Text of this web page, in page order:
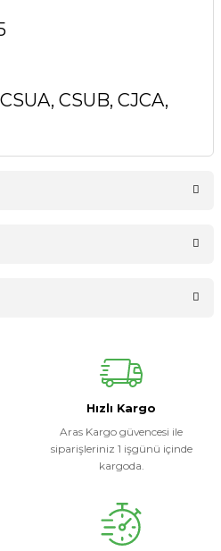
CSUB, CJCA,
Hızlı Kargo
Aras Kargo güvencesi ile
siparişleriniz 1 işgünü içinde
kargoda.